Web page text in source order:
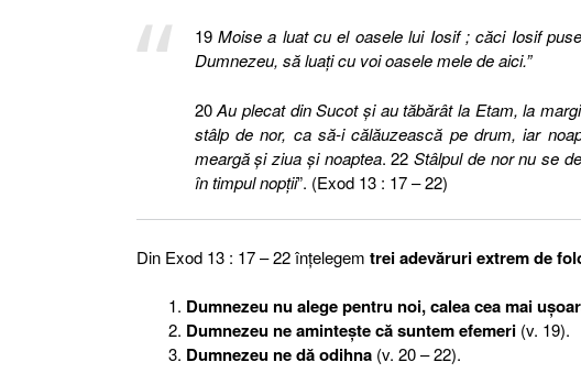
19 Moise a luat cu el oasele lui Iosif ; căci Iosif
Dumnezeu, să luaţi cu voi oasele mele de aici.”
20Au plecat din Sucot şi au tăbărât la Etam, la
stâlp de nor, ca să-i călăuzească pe drum, iar
meargă şi ziua şi noaptea. 22Stâlpul de nor nu se
în timpul nopţii”. (Exod 13 : 17 – 22)
Din Exod 13 : 17 – 22 înţelegem trei adevăruri extrem de
Dumnezeu nu alege pentru noi, calea cea mai
Dumnezeu ne aminteşte că suntem efemeri (v. 19).
Dumnezeu ne dă odihna (v. 20 – 22).